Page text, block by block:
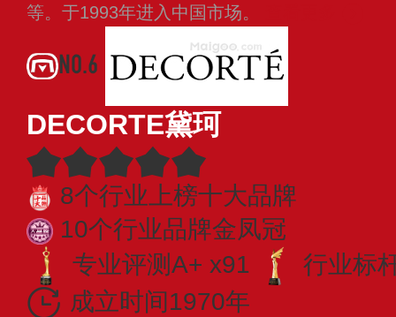
等。于1993年进入中国市场。
NO.6
DECORTE黛珂
8个行业上榜十大品牌
10个行业品牌金凤冠
专业评测A+ x91
行业标
成立时间1970年